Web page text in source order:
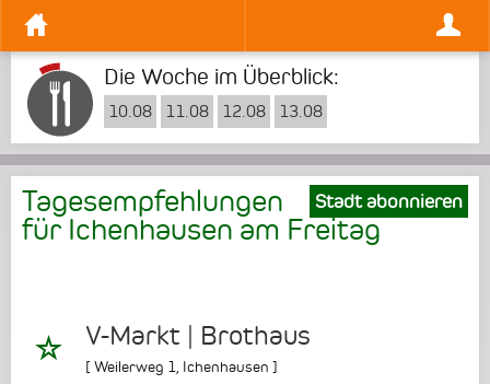
Die Woche im Überblick:
10.08 11.08 12.08 13.08
Stadt abonnieren
Tagesempfehlungen
für Ichenhausen am Freitag
V-Markt | Brothaus
[ Weilerweg 1, Ichenhausen ]